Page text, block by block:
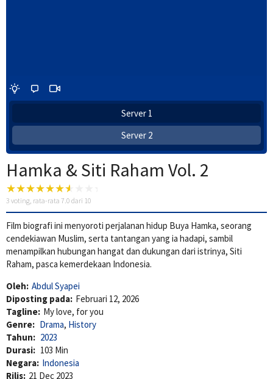
Server 1
Server 2
Hamka & Siti Raham Vol. 2
3 voting, rata-rata 7.0 dari 10
Film biografi ini menyoroti perjalanan hidup Buya Hamka, seorang
cendekiawan Muslim, serta tantangan yang ia hadapi, sambil
menampilkan hubungan hangat dan dukungan dari istrinya, Siti
Raham, pasca kemerdekaan Indonesia.
Oleh: Abdul Syapei
Diposting pada: Februari 12, 2026
Tagline: My love, for you
Genre: Drama, History
Tahun: 2023
Durasi: 103 Min
Negara: Indonesia
Rilis: 21 Dec 2023